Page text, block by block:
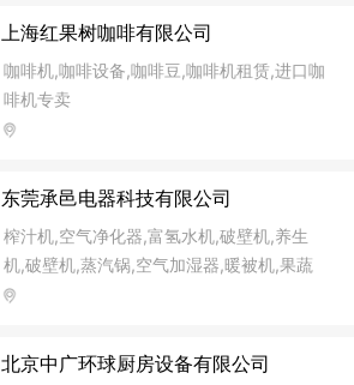
上海红果树咖啡有限公司
咖啡机,咖啡设备,咖啡豆,咖啡机租赁,进口咖
啡机专卖
东莞承邑电器科技有限公司
榨汁机,空气净化器,富氢水机,破壁机,养生
机,破壁机,蒸汽锅,空气加湿器,暖被机,果蔬
机,生物电磁波能量舱,生物电磁波能量瓶,能
子产品,保健产品,美容产
北京中广环球厨房设备有限公司